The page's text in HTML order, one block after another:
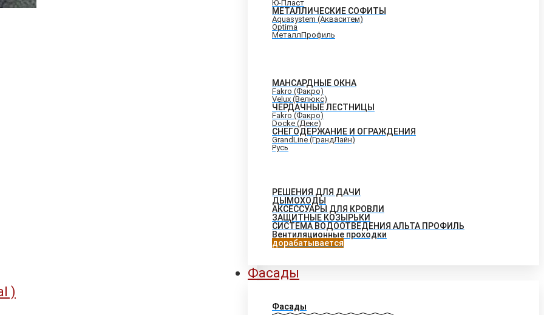
Ю-Пласт
МЕТАЛЛИЧЕСКИЕ СОФИТЫ
Aquasystem (Акваситем)
Optima
МеталлПрофиль
МАНСАРДНЫЕ ОКНА
Fakro (Факро)
Velux (Велюкс)
ЧЕРДАЧНЫЕ ЛЕСТНИЦЫ
Fakro (Факро)
Docke (Деке)
СНЕГОДЕРЖАНИЕ И ОГРАЖДЕНИЯ
GrandLine (ГрандЛайн)
Русь
РЕШЕНИЯ ДЛЯ ДАЧИ
ДЫМОХОДЫ
АКСЕССУАРЫ ДЛЯ КРОВЛИ
ЗАЩИТНЫЕ КОЗЫРЬКИ
СИСТЕМА ВОДООТВЕДЕНИЯ АЛЬТА ПРОФИЛЬ
Вентиляционные проходки
дорабатывается
Фасады
Фасады
)